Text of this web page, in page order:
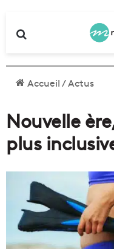
Accueil/Actus
Nouvelle
plus